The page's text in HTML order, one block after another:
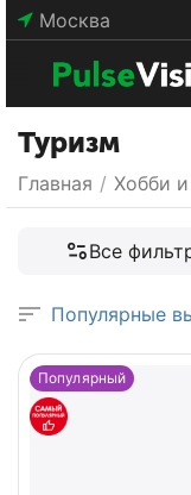
Москва
Туризм
Главная / Хобби
Все
Популярные
Популярный